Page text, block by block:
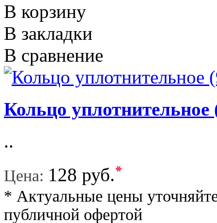
В корзину
В закладки
В сравнение
Кольцо уплотнительное
..
Цена: 128 руб.*
* Актуальные цены
публичной офертой